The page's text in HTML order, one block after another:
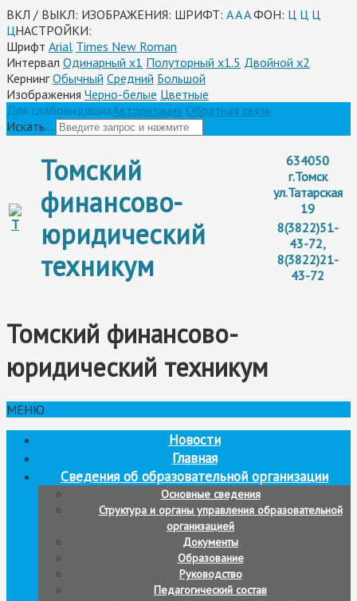
ВКЛ / ВЫКЛ: ИЗОБРАЖЕНИЯ: ШРИФТ: AAA ФОН: Ц Ц Ц
ЦНАСТРОЙКИ:
Шрифт Arial Times New Roman
Интервал Одинарный х1 Полуторный х1.5 Двойной х2
КернингОбычный Средний Большой
Изображения Черно-белые Цветные
Для слабовидящихАвторизация Обратная связь
Искать...
Томский
финансово-
юридический
техникум
634050
г.Томск
ул.Татарская
19
8(3822)51-
43-72,
8(3822)21-
43-72
Томский финансово-
юридический техникум
МЕНЮ
Новости
Главная
Сведения об образовательной организации
Основные сведения
Структура и органы управления образовательной
организацией
Документы
Образование
Руководство
Педагогический состав